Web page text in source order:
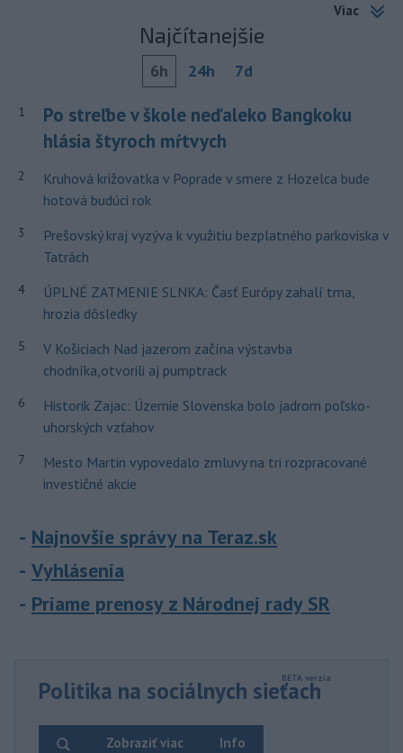
Viac
Najčítanejšie
6h 24h 7d
1
Po streľbe v škole neďaleko Bangkoku
hlásia štyroch mŕtvych
2
Kruhová križovatka v Poprade v smere z Hozelca bude
hotová budúci rok
3
Prešovský kraj vyzýva k využitiu bezplatného parkoviska v
Tatrách
4
ÚPLNÉ ZATMENIE SLNKA: Časť Európy zahalí tma,
hrozia dôsledky
5
V Košiciach Nad jazerom začína výstavba
chodníka,otvorili aj pumptrack
6
Historik Zajac: Územie Slovenska bolo jadrom poľsko-
uhorských vzťahov
7
Mesto Martin vypovedalo zmluvy na tri rozpracované
investičné akcie
Najnovšie správy na Teraz.sk
Vyhlásenia
Priame prenosy z Národnej rady SR
Politika na sociálnych sieťach
Info
Zobraziť viac